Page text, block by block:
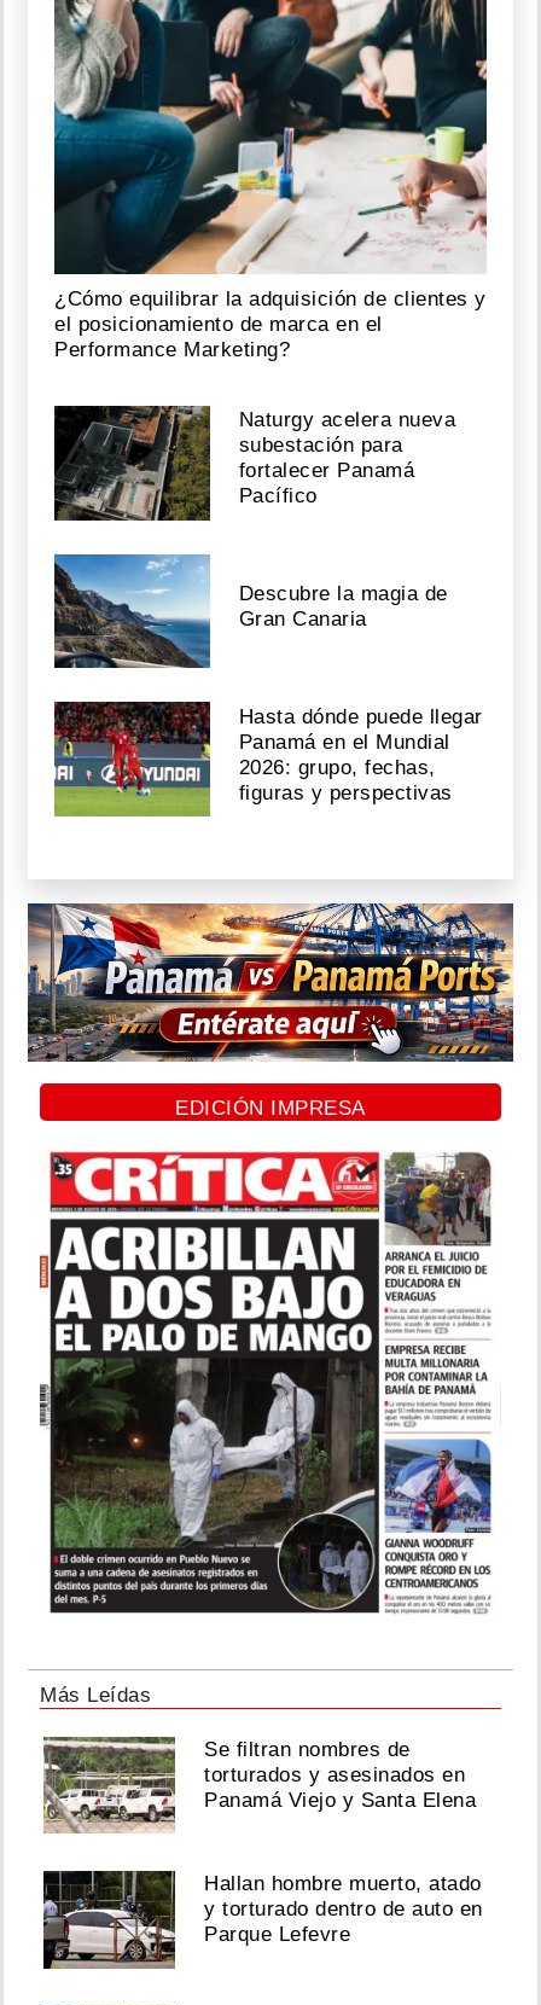
¿Cómo equilibrar la adquisición de clientes y
el posicionamiento de marca en el
Performance Marketing?
Naturgy acelera nueva
subestación para
fortalecer Panamá
Pacífico
Descubre la magia de
Gran Canaria
Hasta dónde puede llegar
Panamá en el Mundial
2026: grupo, fechas,
figuras y perspectivas
EDICIÓN IMPRESA
Más Leídas
Se filtran nombres de
torturados y asesinados en
Panamá Viejo y Santa Elena
Hallan hombre muerto, atado
y torturado dentro de auto en
Parque Lefevre